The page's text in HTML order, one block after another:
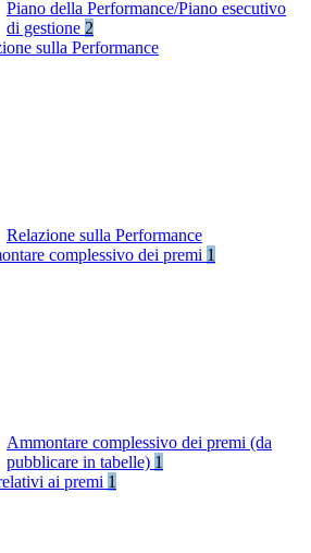
Piano della Performance/Piano esecutivo
di gestione 2
sulla Performance
Relazione sulla Performance
complessivo dei premi 1
Ammontare complessivo dei premi (da
pubblicare in tabelle) 1
ai premi 1